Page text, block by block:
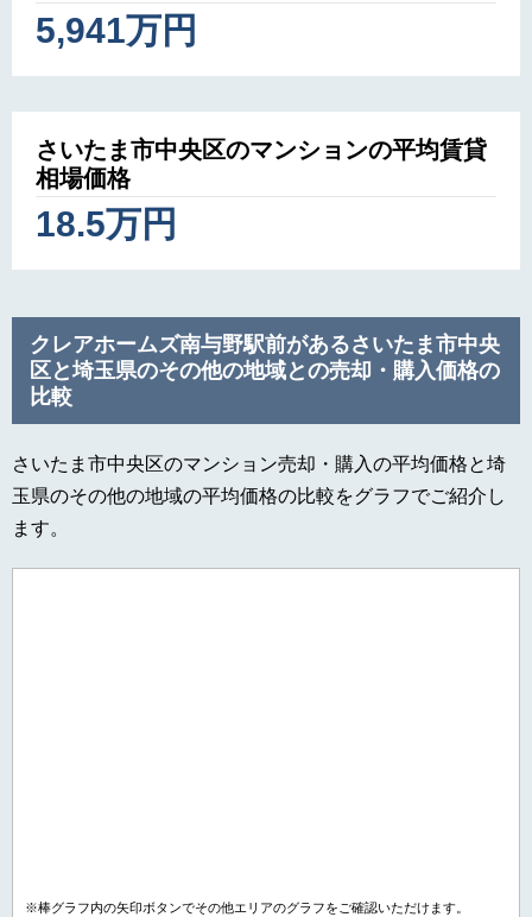
5,941万円
さいたま市中央区のマンションの平均賃貸
相場価格
18.5万円
クレアホームズ南与野駅前があるさいたま市中央
区と埼玉県のその他の地域との売却・購入価格の
比較
さいたま市中央区のマンション売却・購入の平均価格と埼
玉県のその他の地域の平均価格の比較をグラフでご紹介し
ます。
※棒グラフ内の矢印ボタンでその他エリアのグラフをご確認いただけます。